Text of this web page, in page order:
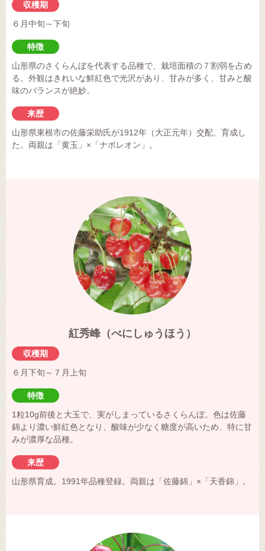
収穫期
６月中旬～下旬
特徴
山形県のさくらんぼを代表する品種で、栽培面積の７割弱を占め
る。外観はきれいな鮮紅色で光沢があり、甘みが多く、甘みと酸
味のバランスが絶妙。
来歴
山形県東根市の佐藤栄助氏が1912年（大正元年）交配、育成し
た。両親は「黄玉」×「ナポレオン」。
紅秀峰（べにしゅうほう）
収穫期
６月下旬～７月上旬
特徴
1粒10g前後と大玉で、実がしまっているさくらんぼ。色は佐藤
錦より濃い鮮紅色となり、酸味が少なく糖度が高いため、特に甘
みが濃厚な品種。
来歴
山形県育成。1991年品種登録。両親は「佐藤錦」×「天香錦」。